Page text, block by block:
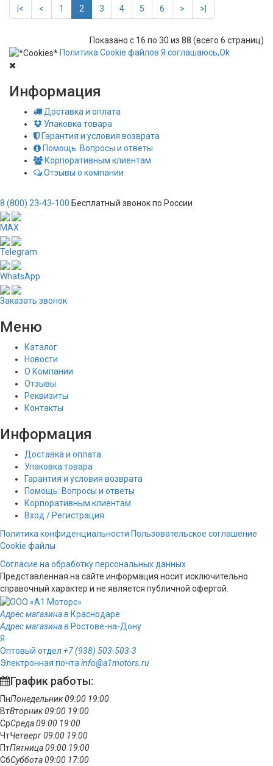
|< < 1 2 3 4 5 6 > >|
Показано с 16 по 30 из 88 (всего 6 страниц)
Политика Сookie файлов Я соглашаюсь,Ok
Информация
Доставка и оплата
Упаковка товара
Гарантия и условия возврата
Помощь. Вопросы и ответы
Корпоративным клиентам
Отзывы о компании
8 (800) 23-43-100 Бесплатный звонок по России
MAX
Telegram
WhatsApp
Заказать звонок
Меню
Каталог
Новости
О Компании
Отзывы
Реквизиты
Контакты
Информация
Доставка и оплата
Упаковка товара
Гарантия и условия возврата
Помощь. Вопросы и ответы
Корпоративным клиентам
Вход / Регистрация
Политика конфиденциальности Пользовательское соглашение
Cookie файлы
Согласие на обработку персональных данных
Представленная на сайте информация носит исключительно
справочный характер и не является публичной офертой.
Адрес магазина в Краснодаре
Адрес магазина в Ростове-на-Дону
Я
Оптовый отдел +7 (938) 503-503-3
Электронная почта info@a1motors.ru
График работы:
ПнПонедельник09:00 19:00
ВтВторник09:00 19:00
СрСреда09:00 19:00
ЧтЧетверг09:00 19:00
ПтПятница09:00 19:00
СбСуббота09:00 17:00